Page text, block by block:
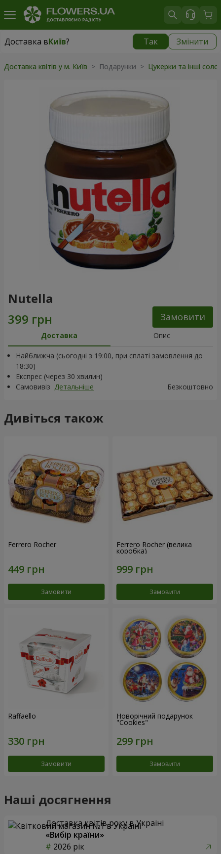
Доставка вКиїв? Так Змінити
Доставка вКиїв
Доставка квітів у м. Київ > Подарунки > Цукерки та інші
Nutella
Замовити
Доставка Опис
Найближча (сьогодні з 19:00, при сплаті замовлення до
18:30)
Експрес (через 30 хвилин)
Самовивіз Детальніше Безкоштовно
Дивіться також
Ferrero Rocher
Замовити
Ferrero Rocher (велика
коробка)
Замовити
Raffaello
Замовити
Новорічний подарунок
"Cookies"
Замовити
Наші досягнення
Доставка квітів року в Україні
«Вибір країни»
2026 рік